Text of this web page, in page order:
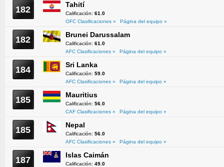
182 Tahití
Calificación: 61.0
OFC Clasificaciones »
Página del equipo »
182 Brunei Darussalam
Calificación: 61.0
AFC Clasificaciones »
Página del equipo »
184 Sri Lanka
Calificación: 59.0
AFC Clasificaciones »
Página del equipo »
185 Mauritius
Calificación: 56.0
CAF Clasificaciones »
Página del equipo »
185 Nepal
Calificación: 56.0
AFC Clasificaciones »
Página del equipo »
187 Islas Caimán
Calificación: 49.0